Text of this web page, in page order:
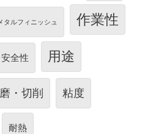
タルフィニッシュ 作業性
安全性 用途
・切削 粘度
耐熱